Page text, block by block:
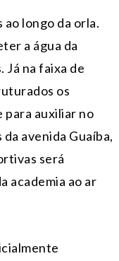
ao longo da orla.
a água da
Já na faixa de
os
para auxiliar no
avenida Guaíba,
será
academia ao ar